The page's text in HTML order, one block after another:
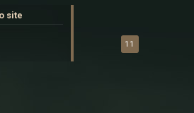
11
site